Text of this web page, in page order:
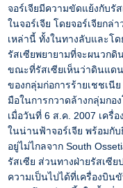
จอร์เจียมีความขัดแย้งกับ
ในจอร์เจีย โดยจอร์เจียกล่
เหล่านี้ ทั้งในทางลับและโด
รัสเซียพยายามที่จะผนวก
ขณะที่รัสเซียเห็นว่าดินแด
ของกลุ่มก่อการร้ายเชชเนี
มือในการกวาดล้างกลุ่มกอ
เมื่อวันที่ 6 ส.ค. 2007 เครื่
ในน่านฟ้าจอร์เจีย พร้อมกั
อยู่ไม่ไกลจาก South
รัสเซีย ส่วนทางฝ่ายรัสเซี
ความเป็นไปได้ที่เครื่องบิน